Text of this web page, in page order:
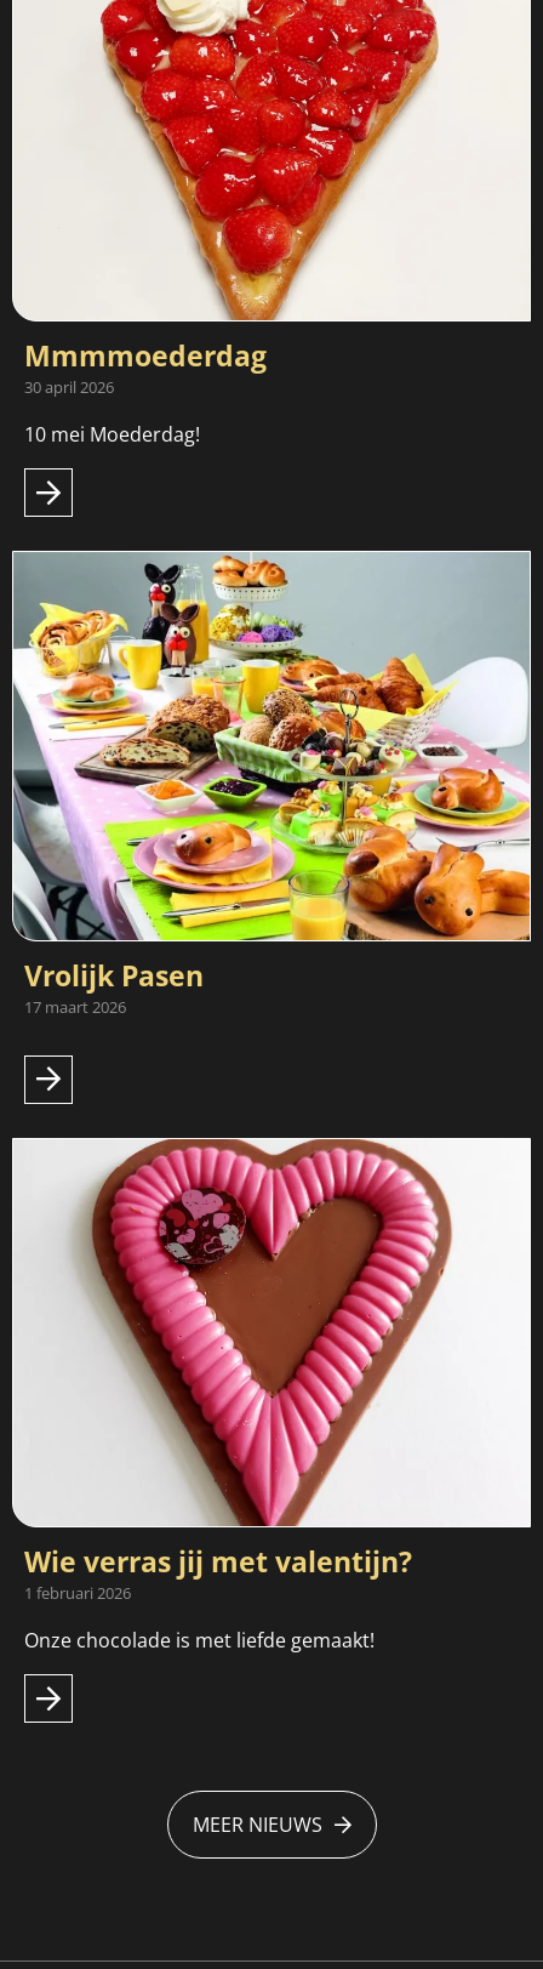
Mmmmoederdag
30 april 2026
10 mei Moederdag!
Vrolijk Pasen
17 maart 2026
Wie verras jij met valentijn?
1 februari 2026
Onze chocolade is met liefde gemaakt!
MEER NIEUWS